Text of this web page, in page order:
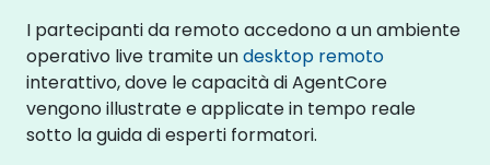
I partecipanti da remoto accedono a un ambiente
operativo live tramite undesktop remoto
interattivo, dove le capacità di AgentCore
vengono illustrate e applicate in tempo reale
sotto la guida di esperti formatori.